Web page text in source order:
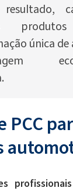
resultado,
única de
PCC